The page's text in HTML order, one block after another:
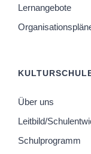
Lernangebote
Über uns
Leitbild/
Schulprogramm